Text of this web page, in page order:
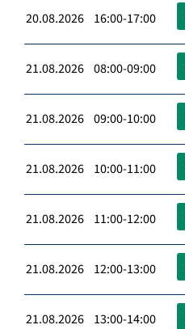
20.08.2026 16:00-17:00
21.08.2026 08:00-09:00
21.08.2026 09:00-10:00
21.08.2026 10:00-11:00
21.08.2026 11:00-12:00
21.08.2026 12:00-13:00
21.08.2026 13:00-14:00